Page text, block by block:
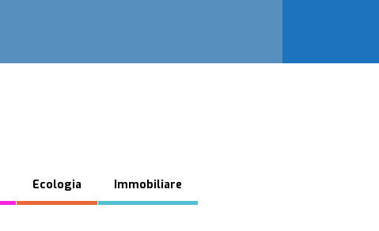
Ecologia Immobiliare